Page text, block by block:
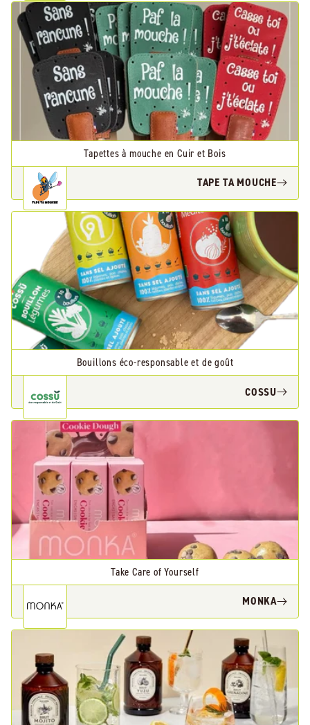
Tapettes à mouche en Cuir et Bois
TAPE TA MOUCHE
Bouillons éco-responsable et de goût
COSSU
Take Care of Yourself
MONKA